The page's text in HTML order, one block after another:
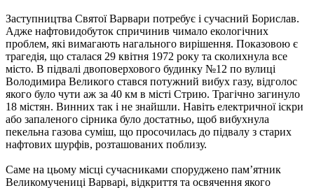
Заступництва Святої Варвари потребує і сучасний Борислав.
Адже нафтовидобуток спричинив чимало екологічних
проблем, які вимагають нагального вирішення. Показовою є
трагедія, що сталася 29 квітня 1972 року та сколихнула все
місто. В підвалі двоповерхового будинку №12 по вулиці
Володимира Великого стався потужний вибух газу, відголос
якого було чути аж за 40 км в місті Стрию. Трагічно загинуло
18 містян. Винних так і не знайшли. Навіть електричної іскри
або запаленого сірника було достатньо, щоб вибухнула
пекельна газова суміш, що просочилась до підвалу з старих
нафтових шурфів, розташованих поблизу.
Саме на цьому місці сучасниками споруджено пам’ятник
Великомучениці Варварі, відкриття та освячення якого